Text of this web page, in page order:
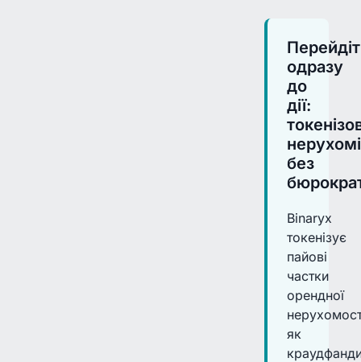
одразу
до
дії:
без
Binaryx
токенізує
пайові
частки
орендної
як